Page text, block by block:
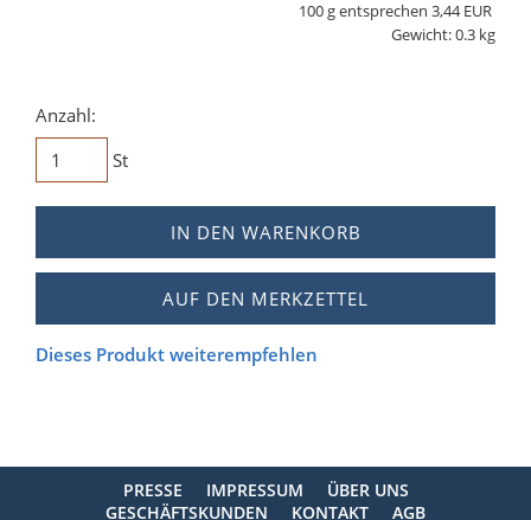
100 g entsprechen 3,44 EUR
Gewicht: 0.3 kg
Anzahl:
St
IN DEN WARENKORB
AUF DEN MERKZETTEL
Dieses Produkt weiterempfehlen
PRESSE IMPRESSUM
ÜBER UNS
GESCHÄFTSKUNDEN
KONTAKT AGB